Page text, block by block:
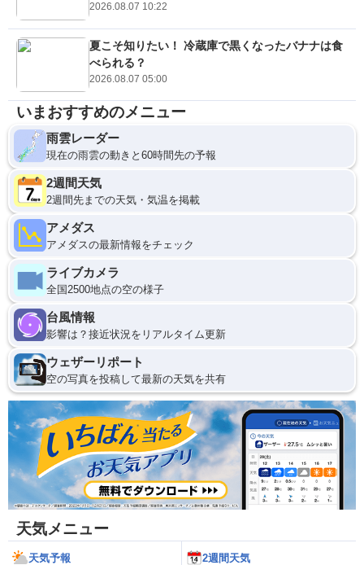
2026.08.07 10:22
夏こそ知りたい！ 冷蔵庫で黒くなったバナナは食
べられる？
2026.08.07 05:00
いまおすすめのメニュー
雨雲レーダー
現在の雨雲の動きと60時間先の予報
2週間天気
2週間先までの天気・気温を掲載
アメダス
アメダスの最新情報をチェック
ライブカメラ
全国2500地点の空の様子
台風情報
影響は？接近状況をリアルタイム更新
ウェザーリポート
空の写真を投稿して最新の天気を共有
天気メニュー
天気予報 2週間天気